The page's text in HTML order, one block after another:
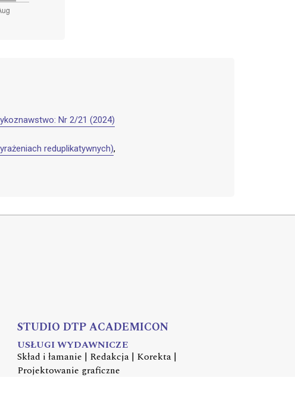
Nr 2/21 (2024)
reduplikatywnych),
STUDIO DTP ACADEMICON
USŁUGI WYDAWNICZE
Skład i łamanie | Redakcja | Korekta |
Projektowanie graficzne